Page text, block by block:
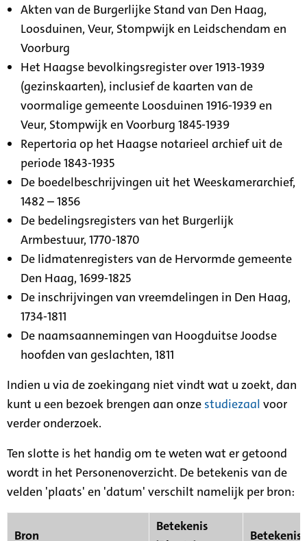
Akten van de Burgerlijke Stand van Den Haag,
Loosduinen, Veur, Stompwijk en Leidschendam en
Voorburg
Het Haagse bevolkingsregister over 1913-1939
(gezinskaarten), inclusief de kaarten van de
voormalige gemeente Loosduinen 1916-1939 en
Veur, Stompwijk en Voorburg 1845-1939
Repertoria op het Haagse notarieel archief uit de
periode 1843-1935
De boedelbeschrijvingen uit het Weeskamerarchief,
1482 – 1856
De bedelingsregisters van het Burgerlijk
Armbestuur, 1770-1870
De lidmatenregisters van de Hervormde gemeente
Den Haag, 1699-1825
De inschrijvingen van vreemdelingen in Den Haag,
1734-1811
De naamsaannemingen van Hoogduitse Joodse
hoofden van geslachten, 1811
Indien u via de zoekingang niet vindt wat u zoekt, dan
kunt u een bezoek brengen aan onze studiezaal voor
verder onderzoek.
Ten slotte is het handig om te weten wat er getoond
wordt in het Personenoverzicht. De betekenis van de
velden 'plaats' en 'datum' verschilt namelijk per bron:
Bron
Betekenis